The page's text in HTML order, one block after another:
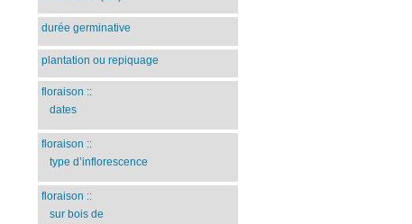
durée germinative
plantation ou repiquage
floraison ::
dates
floraison ::
type d’inflorescence
floraison ::
sur bois de